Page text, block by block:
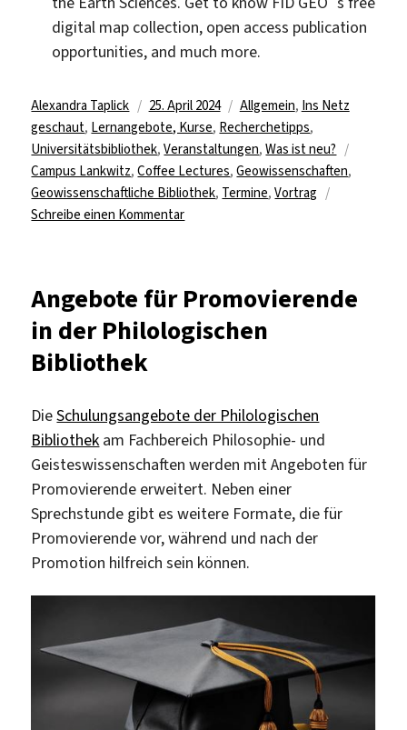
digital map collection, open access publication
opportunities, and much more.
Autor
Alexandra Taplick
Veröffentlicht
am
25. April 2024 Kategorien
Allgemein, Ins Netz
geschaut, Lernangebote, Kurse, Recherchetipps,
Universitätsbibliothek,Veranstaltungen,Was ist neu?
Campus Lankwitz,Coffee Lectures,Geowissenschaften,
Geowissenschaftliche Bibliothek, Termine,Vortrag
Schreibe einen Kommentarzu
der
Geowissenschaftlichen
Bibliothek
Angebote für Promovierende
in der Philologischen
Bibliothek
DieSchulungsangebote der Philologischen
Bibliothek am Fachbereich Philosophie- und
Geisteswissenschaften werden mit Angeboten für
Promovierende erweitert. Neben einer
Sprechstunde gibt es weitere Formate, die für
Promovierende vor, während und nach der
Promotion hilfreich sein können.